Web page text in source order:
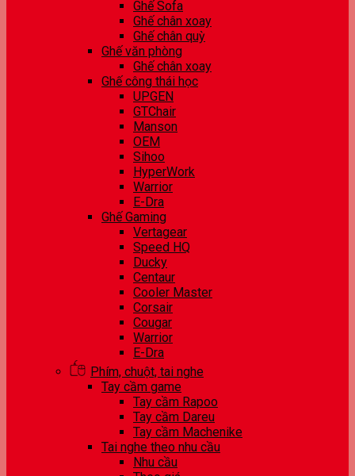
Ghế Sofa
Ghế chân xoay
Ghế chân quỳ
Ghế văn phòng
Ghế chân xoay
Ghế công thái học
UPGEN
GTChair
Manson
OEM
Sihoo
HyperWork
Warrior
E-Dra
Ghế Gaming
Vertagear
Speed HQ
Ducky
Centaur
Cooler Master
Corsair
Cougar
Warrior
E-Dra
Phím, chuột, tai nghe
Tay cầm game
Tay cầm Rapoo
Tay cầm Dareu
Tay cầm Machenike
Tai nghe theo nhu cầu
Nhu cầu